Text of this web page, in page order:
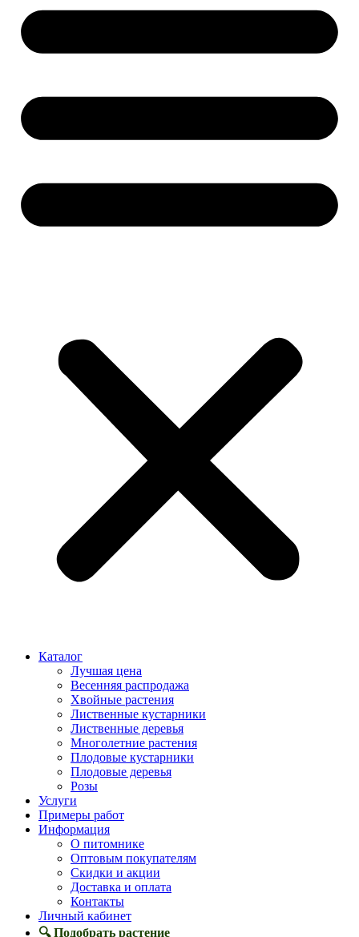
Каталог
Лучшая цена
Весенняя распродажа
Хвойные растения
Лиственные кустарники
Лиственные деревья
Многолетние растения
Плодовые кустарники
Плодовые деревья
Розы
Услуги
Примеры работ
Информация
О питомнике
Оптовым покупателям
Скидки и акции
Доставка и оплата
Контакты
Личный кабинет
🔍 Подобрать растение